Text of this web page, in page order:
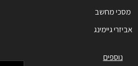
מסכי מחשב
אביזרי גיימינג
נוספים